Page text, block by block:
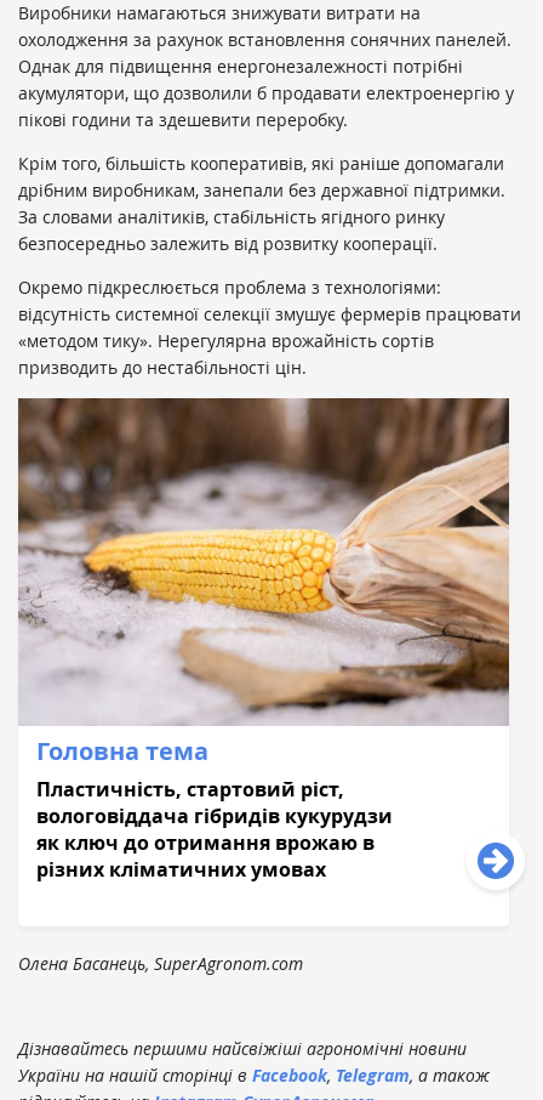
Виробники намагаються знижувати витрати на
охолодження за рахунок встановлення сонячних панелей.
Однак для підвищення енергонезалежності потрібні
акумулятори, що дозволили б продавати електроенергію у
пікові години та здешевити переробку.
Крім того, більшість кооперативів, які раніше допомагали
дрібним виробникам, занепали без державної підтримки.
За словами аналітиків, стабільність ягідного ринку
безпосередньо залежить від розвитку кооперації.
Окремо підкреслюється проблема з технологіями:
відсутність системної селекції змушує фермерів працювати
«методом тику». Нерегулярна врожайність сортів
призводить до нестабільності цін.
Головна тема
Пластичність, стартовий ріст,
вологовіддача гібридів кукурудзи
як ключ до отримання врожаю в
різних кліматичних умовах
Олена Басанець, SuperAgronom.com
Дізнавайтесь першими найсвіжіші агрономічні новини
України на нашій сторінці в Facebook, Telegram, а також